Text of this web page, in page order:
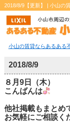
2018/8/9【更新】 | 小山の
小山の賃貸ならあるある
2018/8/9
８月9日（木）
こんばんは
他社掲載もまとめ
お気軽にご相談く